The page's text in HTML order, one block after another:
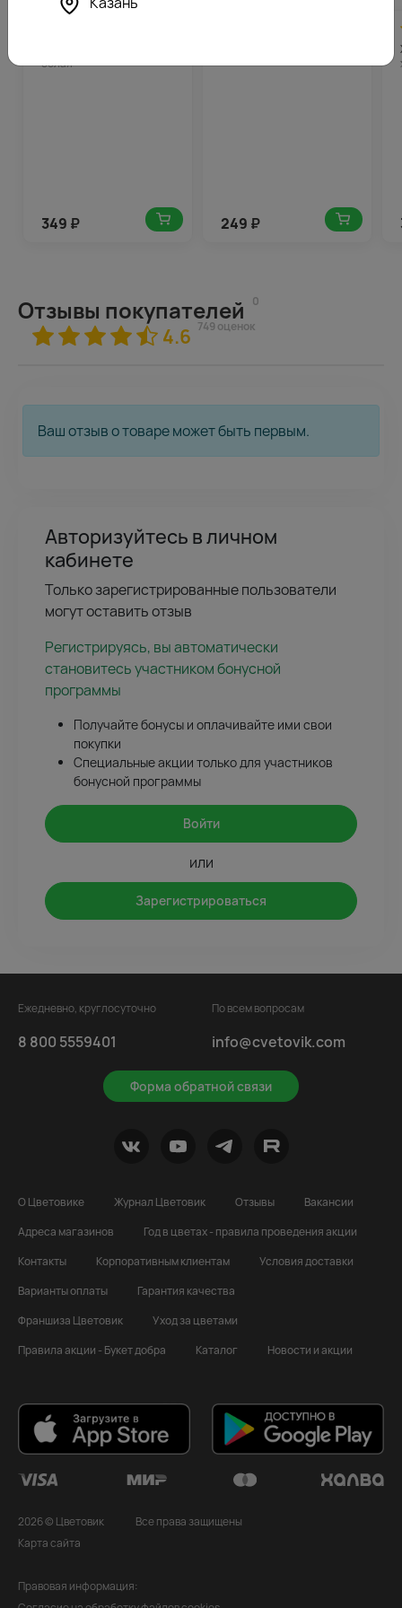
белая
349 ₽ 249 ₽
Отзывы покупателей 0
4.6 749 оценок
Ваш отзыв о товаре может быть первым.
Авторизуйтесь в личном
кабинете
Только зарегистрированные пользователи
могут оставить отзыв
Регистрируясь, вы автоматически
становитесь участником бонусной
программы
Получайте бонусы и оплачивайте ими свои
покупки
Специальные акции только для участников
бонусной программы
Войти
или
Зарегистрироваться
Ежедневно, круглосуточно
8 800 5559401
Форма обратной связи
По всем вопросам
info@cvetovik.com
О Цветовике Журнал Цветовик Отзывы
Вакансии
Адреса магазинов
Год в цветах - правила проведения акции
Контакты
Корпоративным клиентам
Условия доставки
Варианты оплаты
Гарантия качества
Франшиза Цветовик
Уход за цветами
Правила акции - Букет добра
Каталог Новости и акции
2026 © Цветовик
Все права защищены
Карта сайта
Правовая информация: